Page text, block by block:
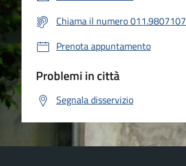
Chiama il numero 011.9807107
Prenota appuntamento
Problemi in città
Segnala disservizio